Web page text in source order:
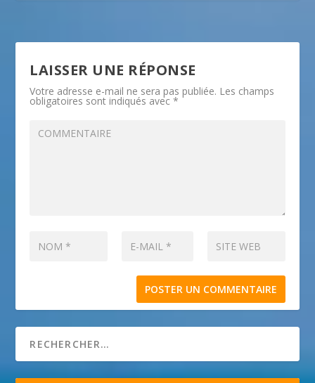
LAISSER UNE RÉPONSE
Votre adresse e-mail ne sera pas publiée. Les champs
obligatoires sont indiqués avec*